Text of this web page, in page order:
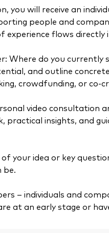
you will receive an
people and
flows directly
Where do you currently
and outline
crowdfunding, or co-
video consultation
practical insights, and
your idea or key
be.
– individuals and
at an early stage or